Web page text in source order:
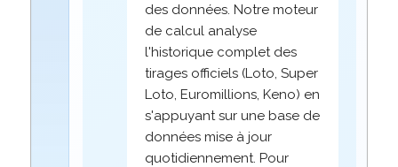
des données. Notre moteur
de calcul analyse
l'historique complet des
tirages officiels (Loto, Super
Loto, Euromillions, Keno) en
s'appuyant sur une base de
données mise à jour
quotidiennement. Pour